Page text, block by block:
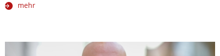
mehr